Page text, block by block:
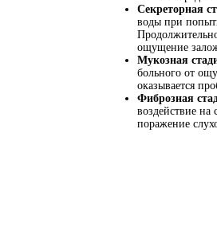
Секреторная
воды при
ощущение
Мукозная
больного от
оказывается
Фиброзная
воздействие
поражение